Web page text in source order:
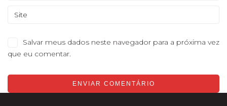
Salvar meus dados neste navegador para a próxima vez
que eu comentar.